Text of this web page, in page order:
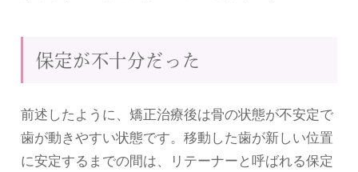
保定が不十分だった
前述したように、矯正治療後は骨の状態が不安定で
歯が動きやすい状態です。移動した歯が新しい位置
に安定するまでの間は、リテーナーと呼ばれる保定